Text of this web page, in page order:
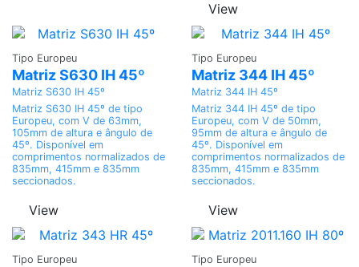
View
Tipo Europeu
Matriz S630 IH 45º
Matriz S630 IH 45º
Matriz S630 IH 45º de tipo
Europeu, com V de 63mm,
105mm de altura e ângulo de
45º. Disponível em
comprimentos normalizados de
835mm, 415mm e 835mm
seccionados.
View
Tipo Europeu
Matriz 344 IH 45º
Matriz 344 IH 45º
Matriz 344 IH 45º de tipo
Europeu, com V de 50mm,
95mm de altura e ângulo de
45º. Disponível em
comprimentos normalizados de
835mm, 415mm e 835mm
seccionados.
View
Tipo Europeu Tipo Europeu